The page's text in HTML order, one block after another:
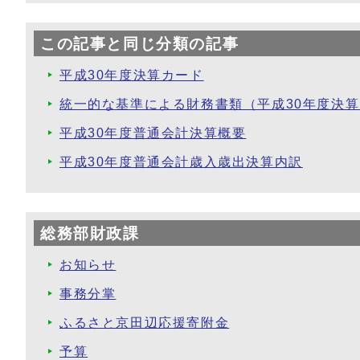
この記事と同じ分類の記事
平成30年度決算カード
統一的な基準による財務書類（平成30年度決
平成30年度普通会計決算概要
平成30年度普通会計歳入歳出決算内訳
総務部財政課
お知らせ
事務分掌
ふるさと京田辺応援寄附金
予算